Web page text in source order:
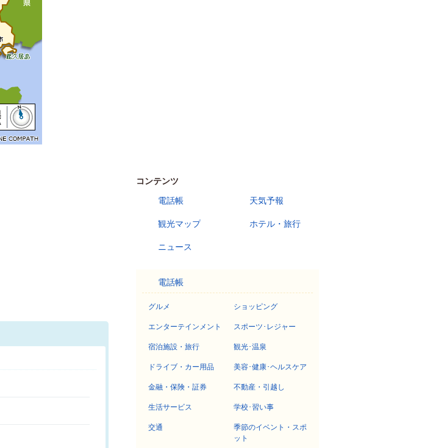
コンテンツ
電話帳
天気予報
観光マップ ホテル・旅行
ニュース
電話帳
グルメ ショッピング
エンターテインメント スポーツ･レジャー
宿泊施設・旅行 観光･温泉
ドライブ・カー用品 美容･健康･ヘルスケア
金融・保険・証券 不動産・引越し
生活サービス 学校･習い事
交通
季節のイベント・スポ
ット